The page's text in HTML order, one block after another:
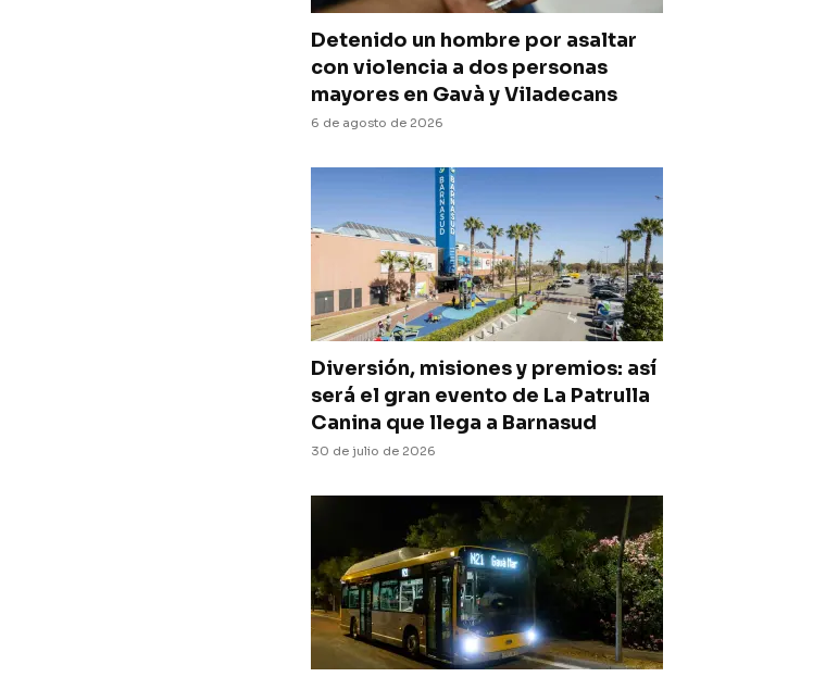
Detenido un hombre por asaltar
con violencia a dos personas
mayores en Gavà y Viladecans
6 de agosto de 2026
Diversión, misiones y premios: así
será el gran evento de La Patrulla
Canina que llega a Barnasud
30 de julio de 2026